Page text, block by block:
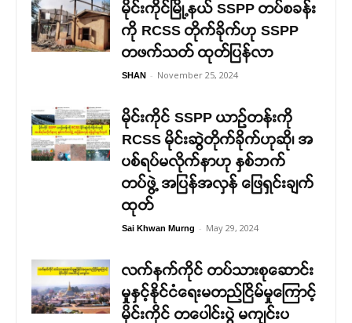
မိုင်းကိုင်မြို့နယ် SSPP တပ်စခန်း
ကို RCSS တိုက်ခိုက်ဟု SSPP
တဖက်သတ် ထုတ်ပြန်လာ
SHAN - November 25, 2024
မိုင်းကိုင် SSPP ယာဉ်တန်းကို
RCSS မိုင်းဆွဲတိုက်ခိုက်ဟုဆို၊ အ
ပစ်ရပ်မလိုက်နာဟု နှစ်ဘက်
တပ်ဖွဲ့ အပြန်အလှန် ဖြေရှင်းချက်
ထုတ်
Sai Khwan Murng - May 29, 2024
လက်နက်ကိုင် တပ်သားစုဆောင်း
မှုနှင့်နိုင်ငံရေးမတည်ငြိမ်မှုကြောင့်
မိုင်းကိုင် တပေါင်းပွဲ မကျင်းပ